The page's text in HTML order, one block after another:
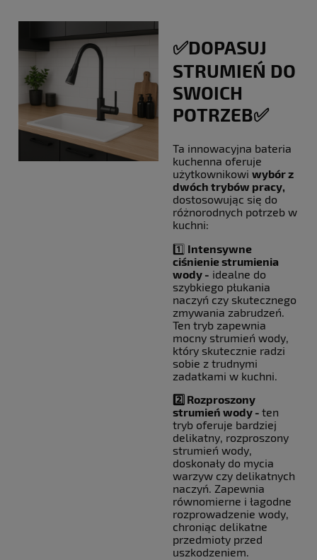
✅DOPASUJ
STRUMIEŃ DO
SWOICH
POTRZEB✅
Ta innowacyjna bateria
kuchenna oferuje
użytkownikowi wybór z
dwóch trybów pracy,
dostosowując się do
różnorodnych potrzeb w
kuchni:
1️⃣ Intensywne
ciśnienie strumienia
wody - idealne do
szybkiego płukania
naczyń czy skutecznego
zmywania zabrudzeń.
Ten tryb zapewnia
mocny strumień wody,
który skutecznie radzi
sobie z trudnymi
zadatkami w kuchni.
2️⃣ Rozproszony
strumień wody - ten
tryb oferuje bardziej
delikatny, rozproszony
strumień wody,
doskonały do mycia
warzyw czy delikatnych
naczyń. Zapewnia
równomierne i łagodne
rozprowadzenie wody,
chroniąc delikatne
przedmioty przed
uszkodzeniem.